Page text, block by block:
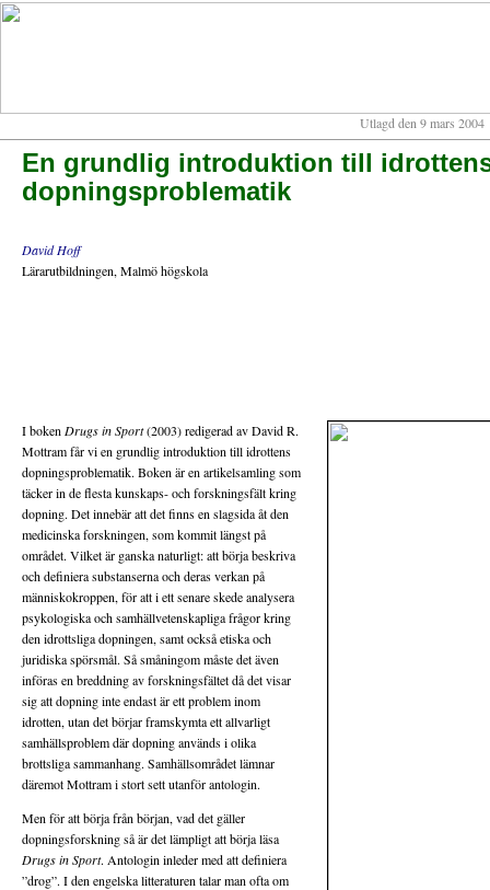
Utlagd den 9 mars 2004
En grundlig introduktion till
dopningsproblematik
David Hoff
Lärarutbildningen, Malmö högskola
I boken Drugs in Sport(2003) redigerad av David R.
Mottram får vi en grundlig introduktion till idrottens
dopningsproblematik. Boken är en artikelsamling som
täcker in de flesta kunskaps- och forskningsfält kring
dopning. Det innebär att det finns en slagsida åt den
medicinska forskningen, som kommit längst på
området. Vilket är ganska naturligt: att börja beskriva
och definiera substanserna och deras verkan på
människokroppen, för att i ett senare skede analysera
psykologiska och samhällvetenskapliga frågor kring
den idrottsliga dopningen, samt också etiska och
juridiska spörsmål. Så småningom måste det även
införas en breddning av forskningsfältet då det visar
sig att dopning inte endast är ett problem inom
idrotten, utan det börjar framskymta ett allvarligt
samhällsproblem där dopning används i olika
brottsliga sammanhang. Samhällsområdet lämnar
däremot Mottram i stort sett utanför antologin.
Men för att börja från början, vad det gäller
dopningsforskning så är det lämpligt att börja läsa
Drugs in Sport. Antologin inleder med att definiera
”drog”. I den engelska litteraturen talar man ofta om